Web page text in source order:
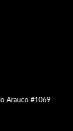
Arauco #1069